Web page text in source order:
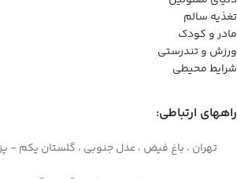
تغذیه سالم
مادر و کودک
ورزش و تندرستی
شرایط محیطی
راههای ارتباطی:
تهران ، باغ فیض ، عدل جنوبی ، گلستان یکم -